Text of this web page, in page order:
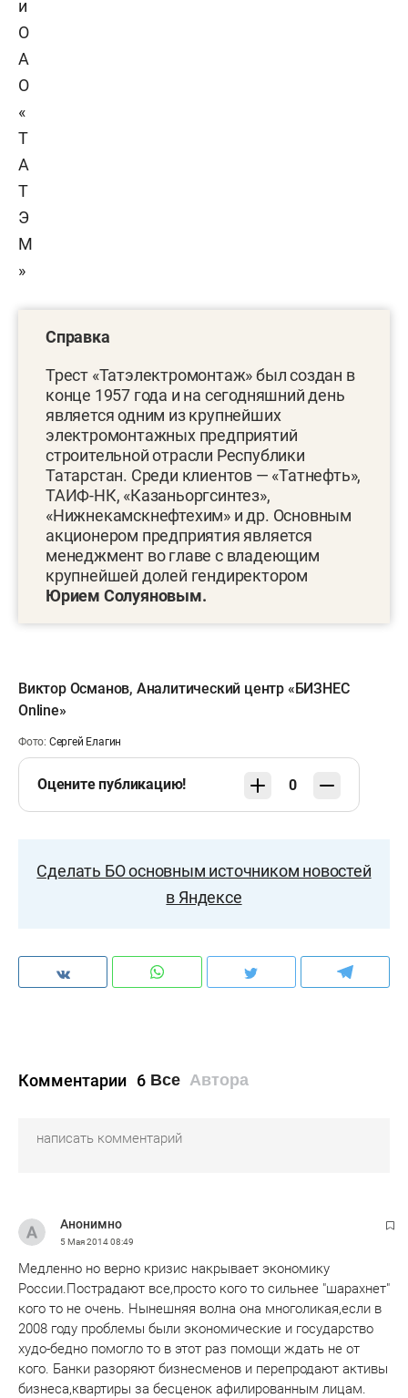
и
О
А
О
«
Т
А
Т
Э
М
»
Справка
Трест «Татэлектромонтаж» был создан в
конце 1957 года и на сегодняшний день
является одним из крупнейших
электромонтажных предприятий
строительной отрасли Республики
Татарстан. Среди клиентов — «Татнефть»,
ТАИФ-НК, «Казаньоргсинтез»,
«Нижнекамскнефтехим» и др. Основным
акционером предприятия является
менеджмент во главе с владеющим
крупнейшей долей гендиректором
Юрием Солуяновым.
Виктор Османов, Аналитический центр «БИЗНЕС
Online»
Фото: Сергей Елагин
Оцените публикацию! 0
Сделать БО основным источником новостей
в Яндексе
Комментарии 6 Все Автора
Анонимно
5 Мая 201408:49
Медленно но верно кризис накрывает экономику
России.Пострадают все,просто кого то сильнее "шарахнет"
кого то не очень. Нынешняя волна она многоликая,если в
2008 году проблемы были экономические и государство
худо-бедно помогло то в этот раз помощи ждать не от
кого. Банки разоряют бизнесменов и перепродают активы
бизнеса,квартиры за бесценок афилированным лицам.